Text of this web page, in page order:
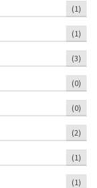
(1)
(1)
(3)
(0)
(0)
(2)
(1)
(1)